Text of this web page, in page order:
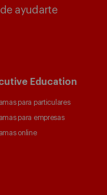
ayudarte
Education
para particulares
para empresas
online